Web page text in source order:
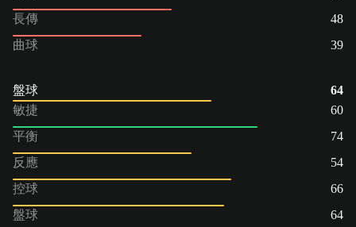
長傳
48
曲球
39
盤球
64
敏捷
60
平衡
74
反應
54
控球
66
盤球
64